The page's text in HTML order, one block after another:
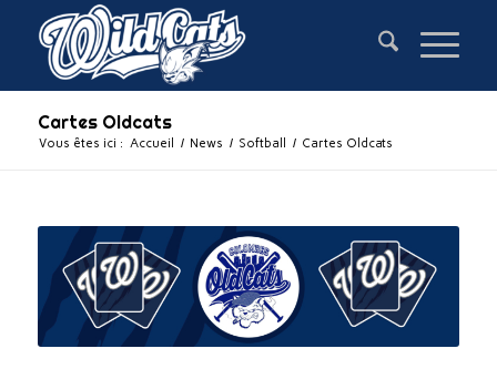
Cartes Oldcats
Vous êtes ici : Accueil / News / Softball / Cartes Oldcats